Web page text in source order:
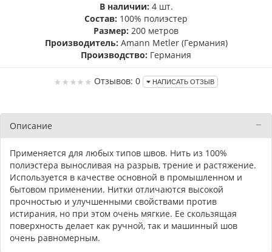
В наличии: 4 шт.
Состав: 100% полиэстер
Размер: 200 метров
Производитель: Amann Metler (Германия)
Производство: Германия
Отзывов: 0 НАПИСАТЬ ОТЗЫВ
Описание
Применяется для любых типов швов. Нить из 100%
полиэстера выносливая на разрыв, трение и растяжение.
Используется в качестве основной в промышленном и
бытовом применении. Нитки отличаются высокой
прочностью и улучшенными свойствами против
истирания, но при этом очень мягкие. Ее скользящая
поверхность делает как ручной, так и машинный шов
очень равномерным.